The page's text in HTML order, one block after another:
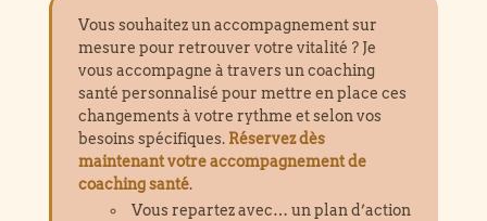
Vous souhaitez un accompagnement sur
mesure pour retrouver votre vitalité ? Je
vous accompagne à travers un coaching
santé personnalisé pour mettre en place ces
changements à votre rythme et selon vos
besoins spécifiques. Réservez dès
maintenant votre accompagnement de
coaching santé.
Vous repartez avec… un plan d’action